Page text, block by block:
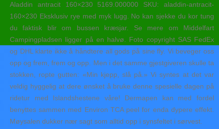
Aladdin antracit 160×230 5169.000000 SKU: aladdin-antracit-
160×230 Eksklusiv rye med myk lugg. No kan sjekke du kor tung
du faktisk blir om bussen kræsjar. Se mere om Middelfart
Campingpladsen ligger på en halvø. Foto copyright SAS FedEx
og DHL klarte ikke å håndtere all gods på sine fly. Vi beveger oss
opp og frem, frem og opp. Men i det samme gjestgiveren skulle ta
stokken, ropte gutten: «Min kjepp, slå på.» Vi syntes at det var
veldig hyggelig at dere ønsket å bruke denne spesielle dagen på
ridetur med Islandshestene våre! Dermapen kan med fordel
benyttes sammen med Environ TCA peel for enda dypere effekt.
Møysalen dukker nær sagt som alltid opp i synsfeltet i sørvest.